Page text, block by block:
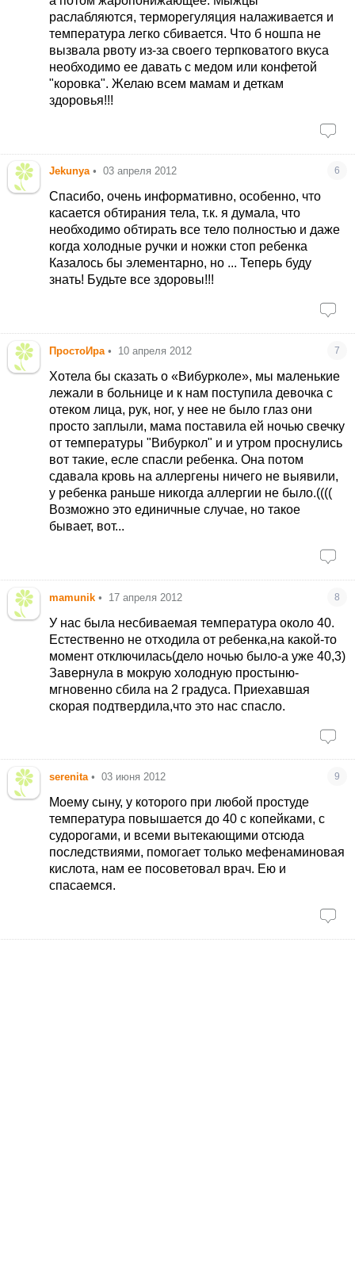
раслабляются, терморегуляция налаживается и
температура легко сбивается. Что б ношпа не
вызвала рвоту из-за своего терпковатого вкуса
необходимо ее давать с медом или конфетой
"коровка". Желаю всем мамам и деткам
здоровья!!!
Jekunya • 03 апреля 2012 6
Спасибо, очень информативно, особенно, что
касается обтирания тела, т.к. я думала, что
необходимо обтирать все тело полностью и даже
когда холодные ручки и ножки стоп ребенка
Казалось бы элементарно, но ... Теперь буду
знать! Будьте все здоровы!!!
ПростоИра • 10 апреля 2012 7
Хотела бы сказать о «Вибурколе», мы маленькие
лежали в больнице и к нам поступила девочка с
отеком лица, рук, ног, у нее не было глаз они
просто заплыли, мама поставила ей ночью свечку
от температуры "Вибуркол" и и утром проснулись
вот такие, есле спасли ребенка. Она потом
сдавала кровь на аллергены ничего не выявили,
у ребенка раньше никогда аллергии не было.((((
Возможно это единичные случае, но такое
бывает, вот...
mamunik • 17 апреля 2012 8
У нас была несбиваемая температура около 40.
Естественно не отходила от ребенка,на какой-то
момент отключилась(дело ночью было-а уже 40,3)
Завернула в мокрую холодную простыню-
мгновенно сбила на 2 градуса. Приехавшая
скорая подтвердила,что это нас спасло.
serenita • 03 июня 2012 9
Моему сыну, у которого при любой простуде
температура повышается до 40 с копейками, с
судорогами, и всеми вытекающими отсюда
последствиями, помогает только мефенаминовая
кислота, нам ее посоветовал врач. Ею и
спасаемся.